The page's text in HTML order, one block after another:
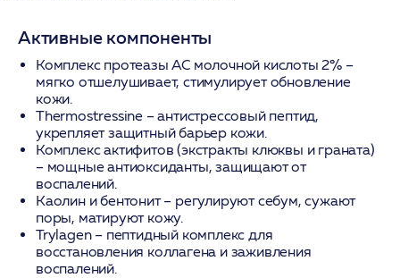
Активные компоненты
Комплекс протеазы AC молочной кислоты 2% –
мягко отшелушивает, стимулирует обновление
кожи.
Thermostressine – антистрессовый пептид,
укрепляет защитный барьер кожи.
Комплекс актифитов (экстракты клюквы и граната)
– мощные антиоксиданты, защищают от
воспалений.
Каолин и бентонит– регулируют себум, сужают
поры, матируют кожу.
Trylagen– пептидный комплекс для
восстановления коллагена и заживления
воспалений.